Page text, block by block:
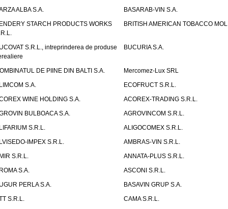
ALBA S.A.
BASARAB-VIN S.A.
STARCH PRODUCTS WORKS
BRITISH AMERICAN TOBACCO
S.R.L., intreprinderea de produse
BUCURIA S.A.
DE PIINE DIN BALTI S.A.
Mercomez-Lux SRL
S.A.
ECOFRUCT S.R.L.
WINE HOLDING S.A.
ACOREX-TRADING S.R.L.
BULBOACA S.A.
AGROVINCOM S.R.L.
S.R.L.
ALIGOCOMEX S.R.L.
IMPEX S.R.L.
AMBRAS-VIN S.R.L.
S.R.L.
ANNATA-PLUS S.R.L.
S.A.
ASCONI S.R.L.
PERLA S.A.
BASAVIN GRUP S.A.
S.R.L.
CAMA S.R.L.